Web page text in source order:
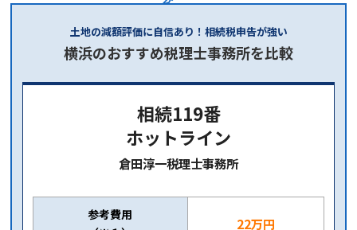
土地の減額評価に自信あり！相続税申告が強い
横浜のおすすめ税理士事務所を比較
相続119番
ホットライン
倉田淳一税理士事務所
参考費用
22万円